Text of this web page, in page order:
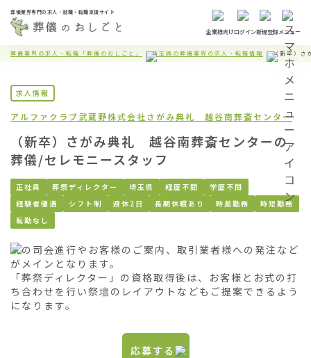
葬儀業界専門の求人・就職・転職支援サイト
企業様向けログイン新規登録メニュー
葬儀業界の求人・転職「葬儀のおしごと」 埼玉県の葬儀業界の求人・転職情報 （新卒）さ
求人情報
アルファクラブ武蔵野株式会社さがみ典礼 越谷南葬斎センター
（新卒）さがみ典礼 越谷南葬斎センターの
葬儀/セレモニースタッフ
正社員 葬祭ディレクター 埼玉県 経歴不問
学歴不問
経験者優遇
シフト制 週休2日 長期休暇あり 時差勤務
時短勤務
転勤なし
式の司会進行やお客様のご案内、取引業者様への発注など
がメインとなります。
「葬祭ディレクター」の資格取得後は、お客様とお式の打
ち合わせを行い祭壇のレイアウトなどもご提案できるよう
になります。
応募する